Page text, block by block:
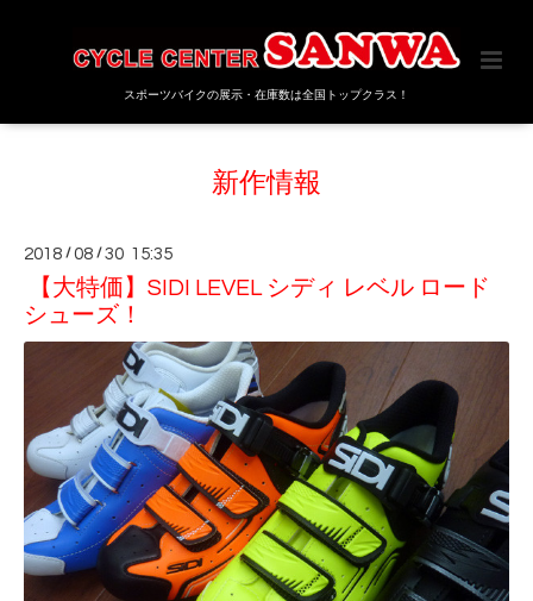
スポーツバイクの展示・在庫数は全国トップクラス！
新作情報
2018 /08 /30 15:35
【大特価】SIDI LEVEL シディ レベル ロード
シューズ！